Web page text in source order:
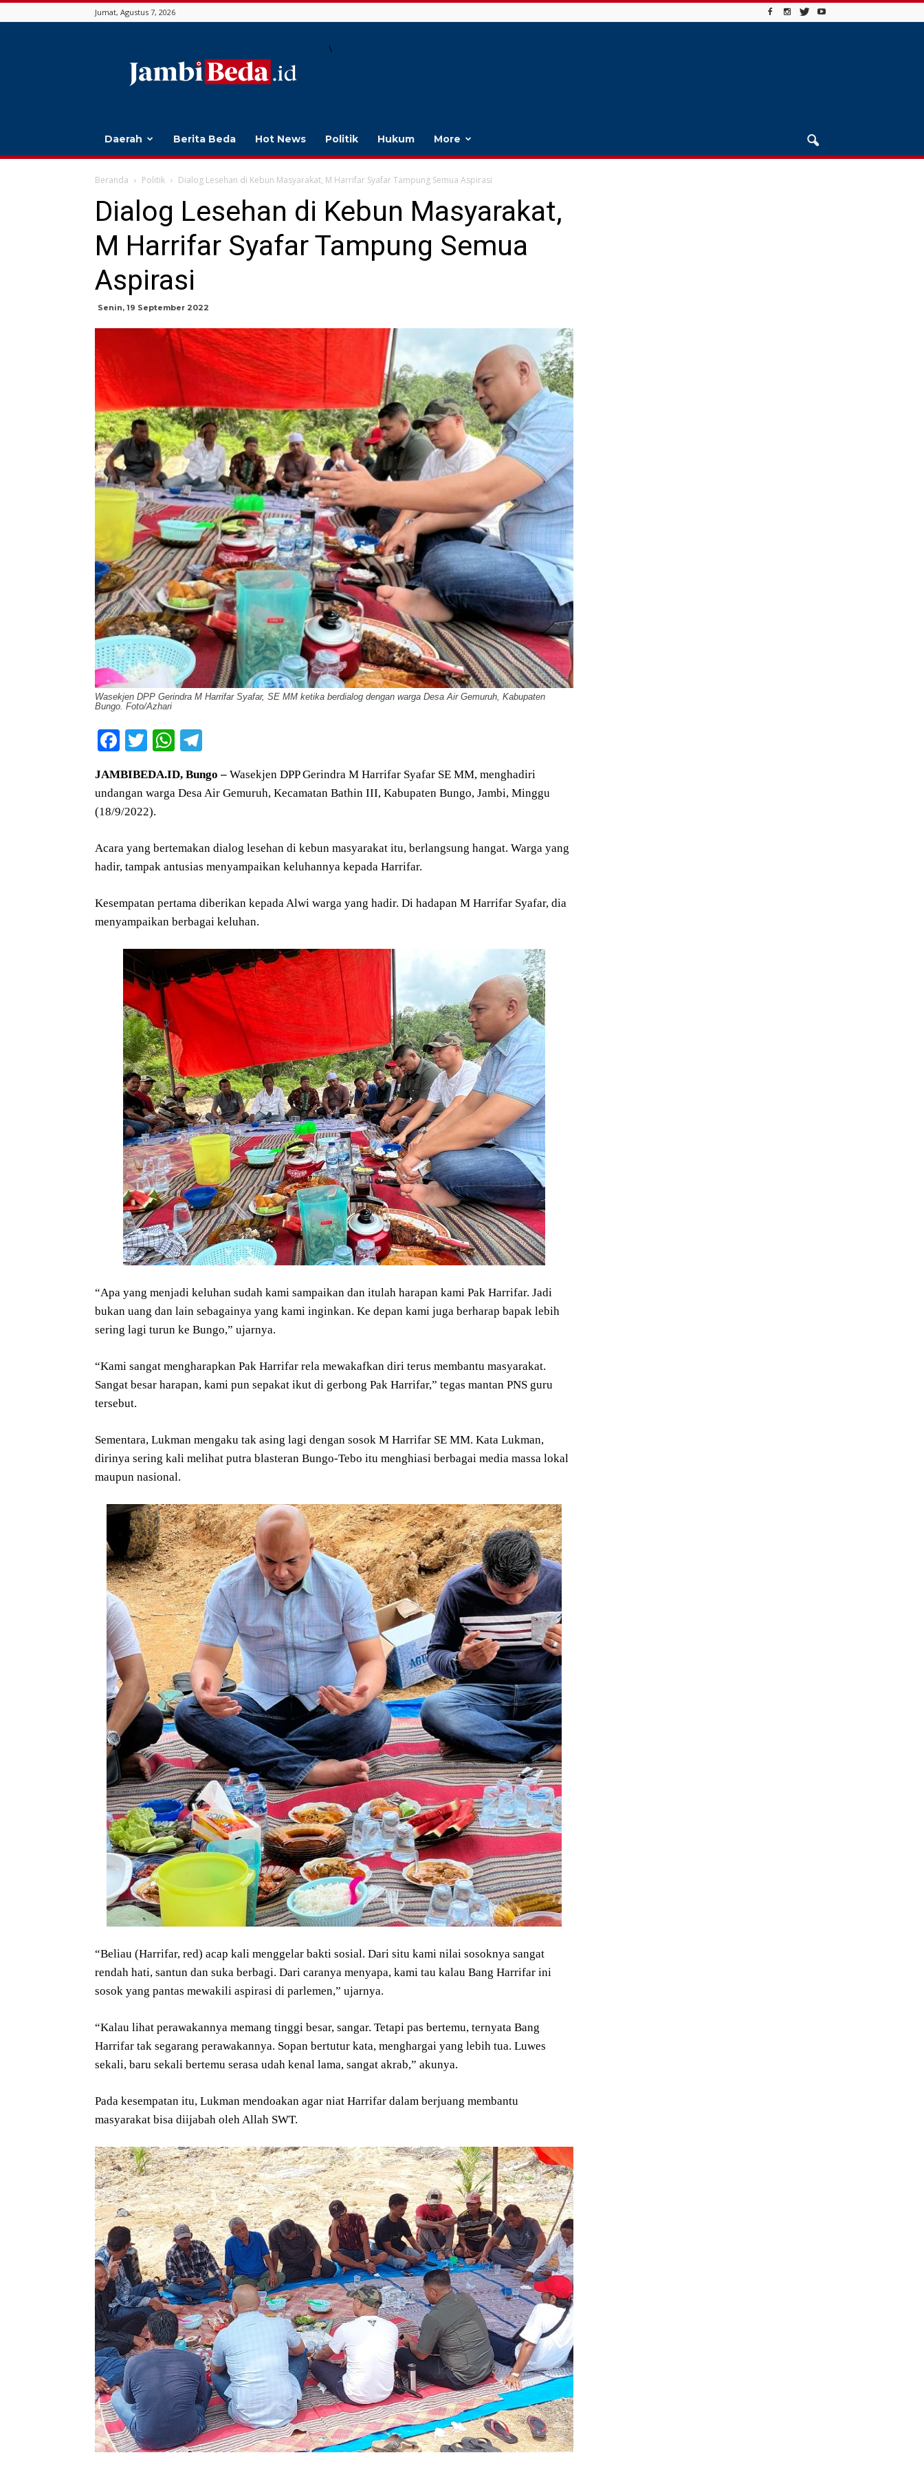
Jumat, Agustus 7, 2026
Beda
\
Daerah Berita Beda Hot News Politik Hukum More
Beranda Politik Dialog Lesehan di Kebun Masyarakat, M Harrifar Syafar Tampung Semua Aspirasi
Dialog Lesehan di Kebun Masyarakat,
M Harrifar Syafar Tampung Semua
Aspirasi
Senin, 19 September 2022
Wasekjen DPP Gerindra M Harrifar Syafar, SE MM ketika berdialog dengan warga Desa Air Gemuruh, Kabupaten
Bungo. Foto/Azhari
Facebook
TwitterWhatsApp
JAMBIBEDA.ID, Bungo – Wasekjen DPP Gerindra M Harrifar Syafar SE MM, menghadiri
undangan warga Desa Air Gemuruh, Kecamatan Bathin III, Kabupaten Bungo, Jambi, Minggu
(18/9/2022).
Acara yang bertemakan dialog lesehan di kebun masyarakat itu, berlangsung hangat. Warga yang
hadir, tampak antusias menyampaikan keluhannya kepada Harrifar.
Kesempatan pertama diberikan kepada Alwi warga yang hadir. Di hadapan M Harrifar Syafar, dia
menyampaikan berbagai keluhan.
“Apa yang menjadi keluhan sudah kami sampaikan dan itulah harapan kami Pak Harrifar. Jadi
bukan uang dan lain sebagainya yang kami inginkan. Ke depan kami juga berharap bapak lebih
sering lagi turun ke Bungo,” ujarnya.
“Kami sangat mengharapkan Pak Harrifar rela mewakafkan diri terus membantu masyarakat.
Sangat besar harapan, kami pun sepakat ikut di gerbong Pak Harrifar,” tegas mantan PNS guru
tersebut.
Sementara, Lukman mengaku tak asing lagi dengan sosok M Harrifar SE MM. Kata Lukman,
dirinya sering kali melihat putra blasteran Bungo-Tebo itu menghiasi berbagai media massa lokal
maupun nasional.
“Beliau (Harrifar, red) acap kali menggelar bakti sosial. Dari situ kami nilai sosoknya sangat
rendah hati, santun dan suka berbagi. Dari caranya menyapa, kami tau kalau Bang Harrifar ini
sosok yang pantas mewakili aspirasi di parlemen,” ujarnya.
“Kalau lihat perawakannya memang tinggi besar, sangar. Tetapi pas bertemu, ternyata Bang
Harrifar tak segarang perawakannya. Sopan bertutur kata, menghargai yang lebih tua. Luwes
sekali, baru sekali bertemu serasa udah kenal lama, sangat akrab,” akunya.
Pada kesempatan itu, Lukman mendoakan agar niat Harrifar dalam berjuang membantu
masyarakat bisa diijabah oleh Allah SWT.